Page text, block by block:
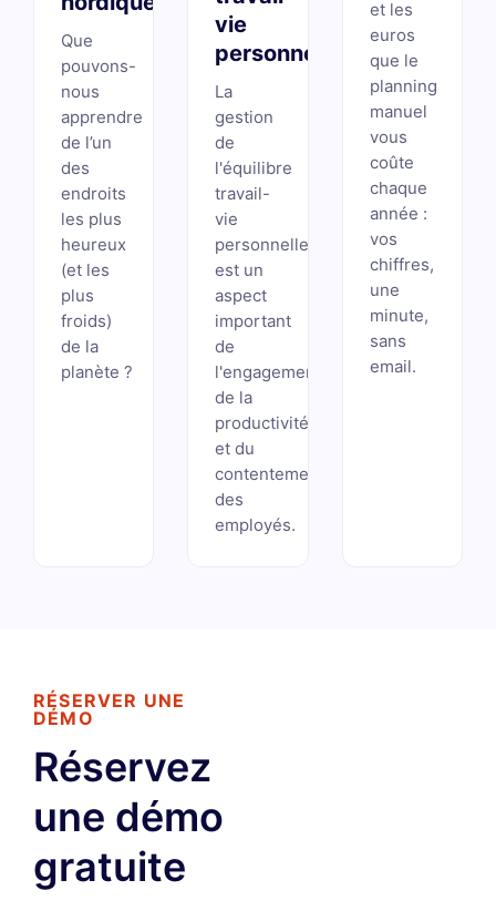
Que
pouvons-
nous
apprendre
de l’un
des
endroits
les plus
heureux
(et les
plus
froids)
de la
planète ?
vie
personnelle
La
gestion
de
l'équilibre
travail-
vie
personnelle
est un
aspect
important
de
l'engagement,
de la
productivité
et du
contentement
des
employés.
et les
euros
que le
planning
manuel
vous
coûte
chaque
année :
vos
chiffres,
une
minute,
sans
email.
RÉSERVER UNE
DÉMO
Réservez
une démo
gratuite